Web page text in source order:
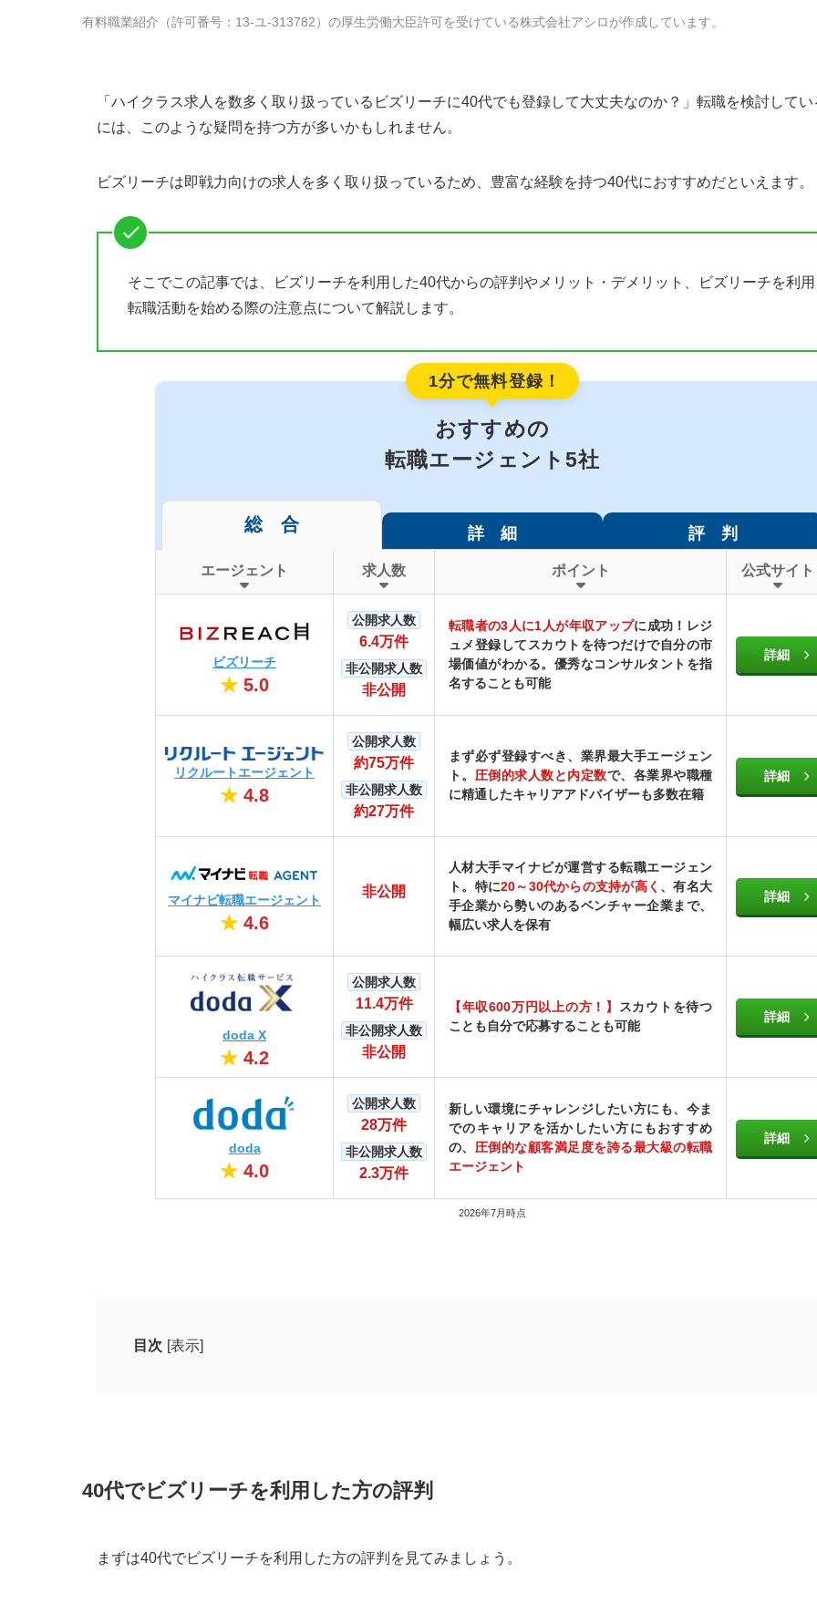
有料職業紹介 （許可番号：13-ユ-313782）の厚生労働大臣許可を受けている株式会社アシロが作成しています。
「ハイクラス求人を数多く取り扱っているビズリーチに40代でも登録して大丈夫なのか？」転職を検討してい
には、このような疑問を持つ方が多いかもしれません。
ビズリーチは即戦力向けの求人を多く取り扱っているため、豊富な経験を持つ40代におすすめだといえます。
そこでこの記事では、ビズリーチを利用した40代からの評判やメリット・デメリット、ビズリーチを利用
転職活動を始める際の注意点について解説します。
1分で無料登録！
おすすめの
転職エージェント5社
総 合 詳 細 評 判
エージェント 求人数 ポイント 公式サイト
ビズリーチ
★ 5.0
公開求人数
6.4万件
非公開求人数
非公開
転職者の3人に1人が年収アップに成功！レジ
ュメ登録してスカウトを待つだけで自分の市
場価値がわかる。優秀なコンサルタントを指
名することも可能
詳細
リクルートエージェント
★ 4.8
公開求人数
約75万件
非公開求人数
約27万件
まず必ず登録すべき、業界最大手エージェン
ト。 圧倒的求人数と内定数で、各業界や職種
に精通したキャリアアドバイザーも多数在籍
詳細
マイナビ転職エージェント
★ 4.6
非公開
人材大手マイナビが運営する転職エージェン
ト。特に20～30代からの支持が高く 、有名大
手企業から勢いのあるベンチャー企業まで、
幅広い求人を保有
詳細
doda X
★ 4.2
公開求人数
11.4万件
非公開求人数
非公開
【年収600万円以上の方！】
スカウトを待つ
ことも自分で応募することも可能
詳細
doda
★ 4.0
公開求人数
28万件
非公開求人数
2.3万件
新しい環境にチャレンジしたい方にも、今ま
でのキャリアを活かしたい方にもおすすめ
の、 圧倒的な顧客満足度を誇る最大級の転職
エージェント
詳細
2026年7月時点
目次 [表示]
40代男性（建設業 既婚 年収 700万〜800万未満）
ビズリーチを利用する際の悪い評判
40代でビズリーチを利用した方の評判
まずは40代でビズリーチを利用した方の評判を見てみましょう。